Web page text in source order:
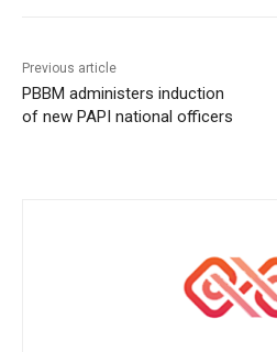
Previous article
PBBM administers induction
of new PAPI national officers